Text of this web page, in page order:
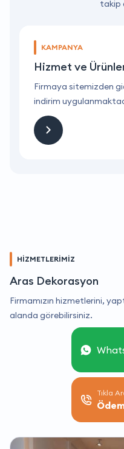
takip
KAMPANYA
Hizmet ve
Firmaya sitemizden
indirim
HİZMETLERİMİZ
Aras Dekorasyon
Firmamızın hizmetlerini,
alanda görebilirsiniz.
Tıkla